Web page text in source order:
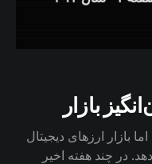
بازار
بازار ارزهای دیجیتال
در چند هفته اخیر